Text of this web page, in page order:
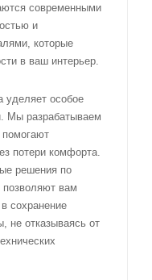
современными
и
которые
в ваш интерьер.
уделяет особое
Мы разрабатываем
помогают
потери комфорта.
решения по
позволяют вам
сохранение
не отказываясь от